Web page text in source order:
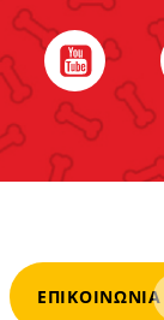
Facebook
ΕΠΙΚΟΙΝΩΝΊΑ